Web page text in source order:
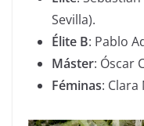
Sevilla).
Élite B: Pablo
Máster: Óscar
Féminas: